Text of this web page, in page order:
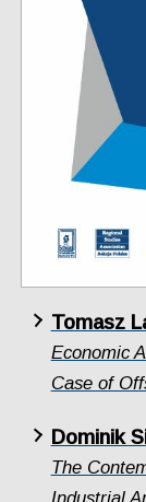
Tomasz
Economic
Case of
Dominik
The